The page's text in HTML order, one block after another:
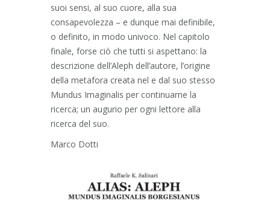
suoi sensi, al suo cuore, alla sua
consapevolezza – e dunque mai definibile,
o definito, in modo univoco. Nel capitolo
finale, forse ciò che tutti si aspettano: la
descrizione dell’Aleph dell’autore, l’origine
della metafora creata nel e dal suo stesso
Mundus Imaginalis per continuarne la
ricerca; un augurio per ogni lettore alla
ricerca del suo.
Marco Dotti